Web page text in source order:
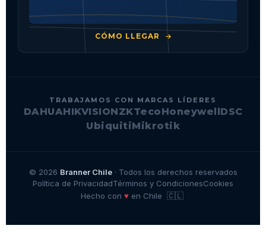
CÓMO LLEGAR
TRABAJAMOS CON MARCAS LÍDERES
DAHUAHIKVISIONZKTecoHoneywellDSC
UbiquitiMikrotik
© 2026 Branner Chile· Todos los derechos reservados
Política de PrivacidadTérminos y CondicionesCookies
Hecho con ♥en Chile 🇨🇱